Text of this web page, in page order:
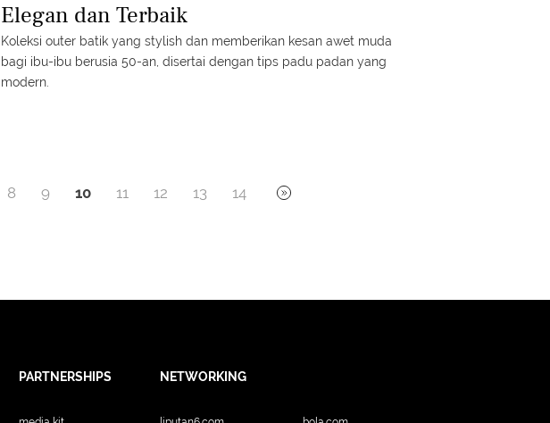
Elegan dan Terbaik
Koleksi outer batik yang stylish dan memberikan kesan awet muda
bagi ibu-ibu berusia 50-an, disertai dengan tips padu padan yang
modern.
8 9 10 11 12 13 14
PARTNERSHIPS NETWORKING